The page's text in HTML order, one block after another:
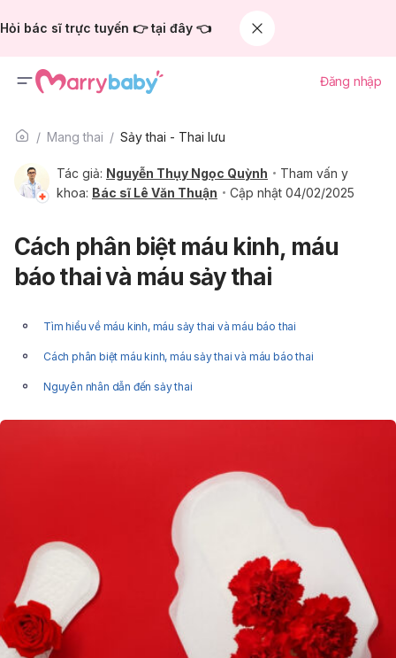
Hỏi bác sĩ trực tuyến 👉 tại đây 👈
Đăng nhập
Mang thai Sảy thai - Thai lưu
Tác giả: Nguyễn Thụy Ngọc Quỳnh
Tham vấn y
khoa: Bác sĩ Lê Văn Thuận Cập nhật 04/02/2025
Cách phân biệt máu kinh, máu
báo thai và máu sảy thai
Tìm hiểu về máu kinh, máu sảy thai và máu báo thai
Cách phân biệt máu kinh, máu sảy thai và máu báo thai
Nguyên nhân dẫn đến sảy thai